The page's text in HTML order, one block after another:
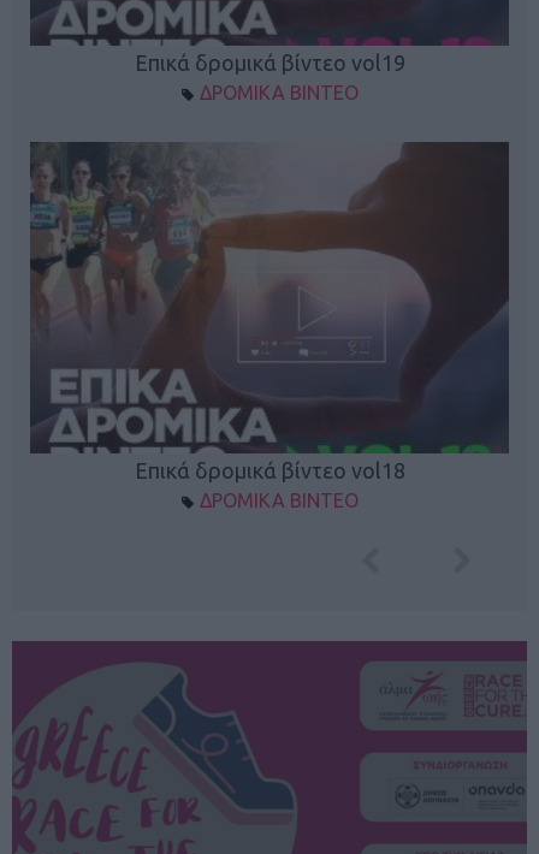
Επικά δρομικά βίντεο vol19
ΔΡΟΜΙΚΑ ΒΙΝΤΕΟ
Επικά δρομικά βίντεο vol18
ΔΡΟΜΙΚΑ ΒΙΝΤΕΟ